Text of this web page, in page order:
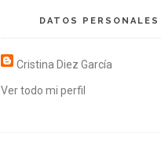
DATOS PERSONALES
Cristina Diez García
Ver todo mi perfil